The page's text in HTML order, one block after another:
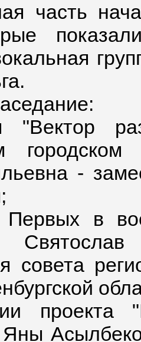
часть
"Вектор
-
в
совета
проекта
Яны